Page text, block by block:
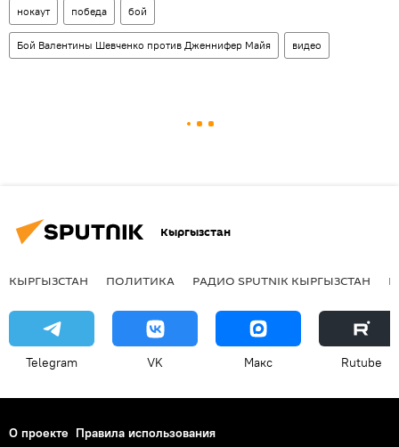
нокаут победа бой
Бой Валентины Шевченко против Дженнифер Майя видео
Кыргызстан
КЫРГЫЗСТАН ПОЛИТИКА РАДИО SPUTNIK КЫРГЫЗСТАН
Telegram VK Макс Rutube
О проекте Правила использования